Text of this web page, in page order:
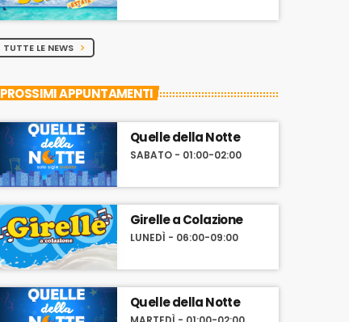
TUTTE LE NEWS chevron_right
PROSSIMI APPUNTAMENTI
Quelle della Notte
SABATO - 01:00-02:00
Girelle a Colazione
LUNEDÌ - 06:00-09:00
Quelle della Notte